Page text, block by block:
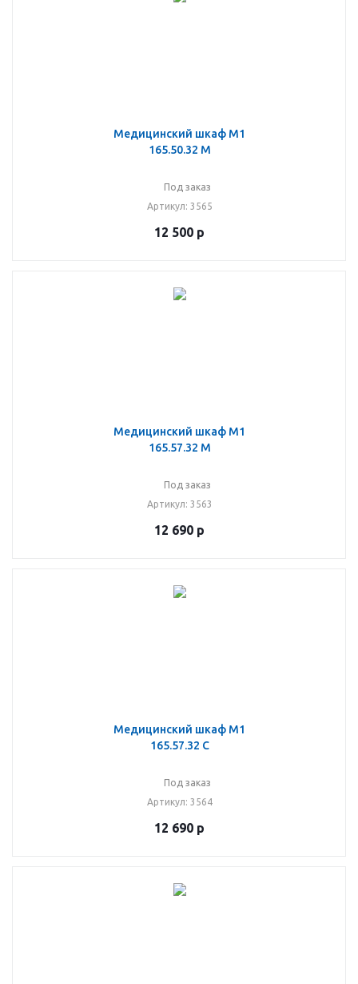
Медицинский шкаф М1
165.50.32 М
Под заказ
Артикул: 3565
12 500 р
Медицинский шкаф М1
165.57.32 М
Под заказ
Артикул: 3563
12 690 р
Медицинский шкаф М1
165.57.32 C
Под заказ
Артикул: 3564
12 690 р